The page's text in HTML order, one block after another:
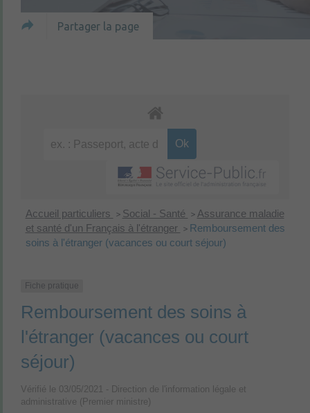
Partager la page
Accueil particuliers > Social - Santé > Assurance maladie
et santé d'un Français à l'étranger > Remboursement des
soins à l'étranger (vacances ou court séjour)
Fiche pratique
Remboursement des soins à
l'étranger (vacances ou court
séjour)
Vérifié le 03/05/2021 - Direction de l'information légale et
administrative (Premier ministre)